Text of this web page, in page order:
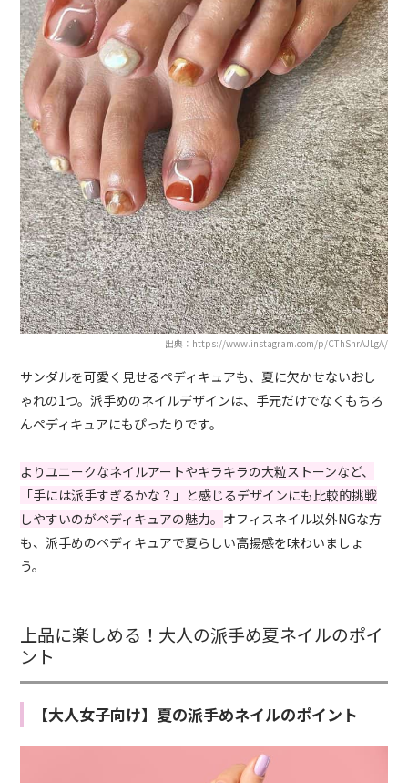
出典：https://www.instagram.com/p/CThShrAJLgA/
サンダルを可愛く見せるペディキュアも、夏に欠かせないおし
ゃれの1つ。派手めのネイルデザインは、手元だけでなくもちろ
んペディキュアにもぴったりです。
よりユニークなネイルアートやキラキラの大粒ストーンなど、
「手には派手すぎるかな？」と感じるデザインにも比較的挑戦
しやすいのがペディキュアの魅力。 オフィスネイル以外NGな方
も、派手めのペディキュアで夏らしい高揚感を味わいましょ
う。
上品に楽しめる！大人の派手め夏ネイルのポイ
ント
【大人女子向け】夏の派手めネイルのポイント